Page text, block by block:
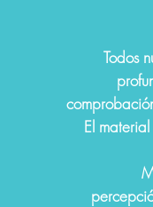
Todos
El